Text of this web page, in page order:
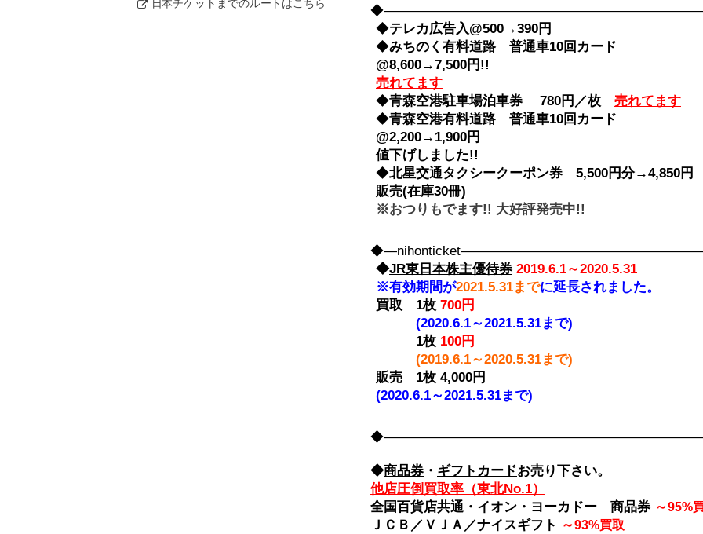
◆テレカ広告入@500→390円
◆みちのく有料道路 普通車10回カード
@8,600→7,500円!!
売れてます
◆青森空港駐車場泊車券 780円／枚
売れてます
◆青森空港有料道路 普通車10回カード
@2,200→1,900円
値下げしました!!
◆北星交通タクシークーポン券 5,500円分→4,850円
販売(在庫30冊)
※おつりもでます!! 大好評発売中!!
◆JR東日本株主優待券 2019.6.1～2020.5.31
※有効期間が2021.5.31までに延長されました。
買取
1枚 700円
(2020.6.1～2021.5.31まで)
1枚 100円
(2019.6.1～2020.5.31まで)
販売 1枚 4,000円
(2020.6.1～2021.5.31まで)
◆商品券 ・ ギフトカードお売り下さい。
他店圧倒買取率（東北No.1）
全国百貨店共通・イオン・ヨーカドー 商品券 ～95%
ＪＣＢ／ＶＪＡ／ナイスギフト ～93%買取
日本チケットまでのルートはこちら